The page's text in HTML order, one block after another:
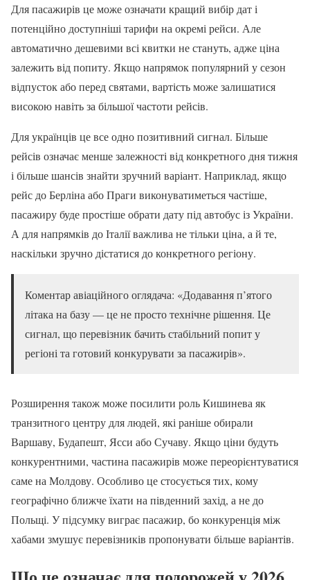
Для пасажирів це може означати кращий вибір дат і
потенційно доступніші тарифи на окремі рейси. Але
автоматично дешевими всі квитки не стануть, адже ціна
залежить від попиту. Якщо напрямок популярний у сезон
відпусток або перед святами, вартість може залишатися
високою навіть за більшої частоти рейсів.
Для українців це все одно позитивний сигнал. Більше
рейсів означає менше залежності від конкретного дня тижня
і більше шансів знайти зручний варіант. Наприклад, якщо
рейс до Берліна або Праги виконуватиметься частіше,
пасажиру буде простіше обрати дату під автобус із України.
А для напрямків до Італії важлива не тільки ціна, а й те,
наскільки зручно дістатися до конкретного регіону.
Коментар авіаційного оглядача: «Додавання п’ятого
літака на базу — це не просто технічне рішення. Це
сигнал, що перевізник бачить стабільний попит у
регіоні та готовий конкурувати за пасажирів».
Розширення також може посилити роль Кишинева як
транзитного центру для людей, які раніше обирали
Варшаву, Будапешт, Ясси або Сучаву. Якщо ціни будуть
конкурентними, частина пасажирів може переорієнтуватися
саме на Молдову. Особливо це стосується тих, кому
географічно ближче їхати на південний захід, а не до
Польщі. У підсумку виграє пасажир, бо конкуренція між
хабами змушує перевізників пропонувати більше варіантів.